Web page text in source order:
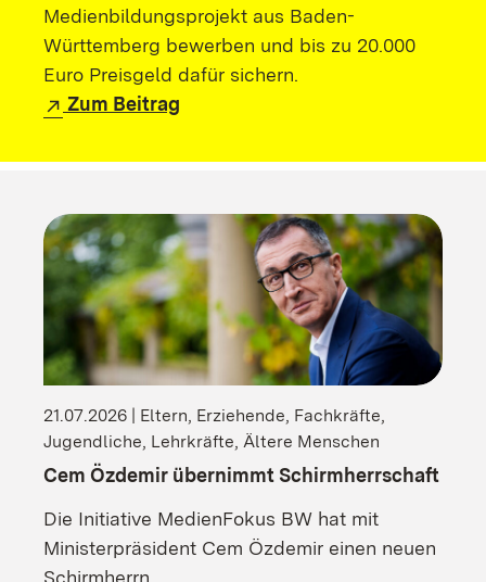
Medienbildungsprojekt aus Baden-
Württemberg bewerben und bis zu 20.000
Euro Preisgeld dafür sichern.
Zum Beitrag
21.07.2026 | Eltern, Erziehende, Fachkräfte,
Jugendliche, Lehrkräfte, Ältere Menschen
Cem Özdemir übernimmt Schirmherrschaft
Die Initiative MedienFokus BW hat mit
Ministerpräsident Cem Özdemir einen neuen
Schirmherrn.